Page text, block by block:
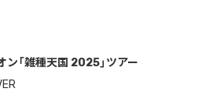
ン「雑種天国 2025」ツアー